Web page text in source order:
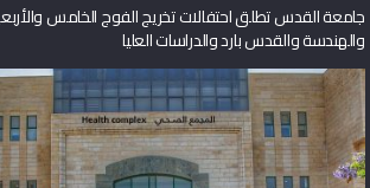
جامعة القدس تطلق احتفالات تخريج الفوج الخامس
والهندسة والقدس بارد والدراسات العليا